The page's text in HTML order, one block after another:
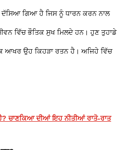
ਗਿਆ ਹੈ ਜਿਸ ਨੂੰ ਧਾਰਨ ਕਰਨ ਨਾਲ
ਵਿੱਚ ਭੌਤਿਕ ਸੁਖ ਮਿਲਦੇ ਹਨ। ਹੁਣ ਤੁਹਾਡੇ
ਆਖਰ ਉਹ ਕਿਹੜਾ ਰਤਨ ਹੈ। ਅਜਿਹੇ ਵਿੱਚ
ਚਾਣਕਿਆ ਦੀਆਂ ਇਹ ਨੀਤੀਆਂ ਰਾਤੋ-ਰਾਤ